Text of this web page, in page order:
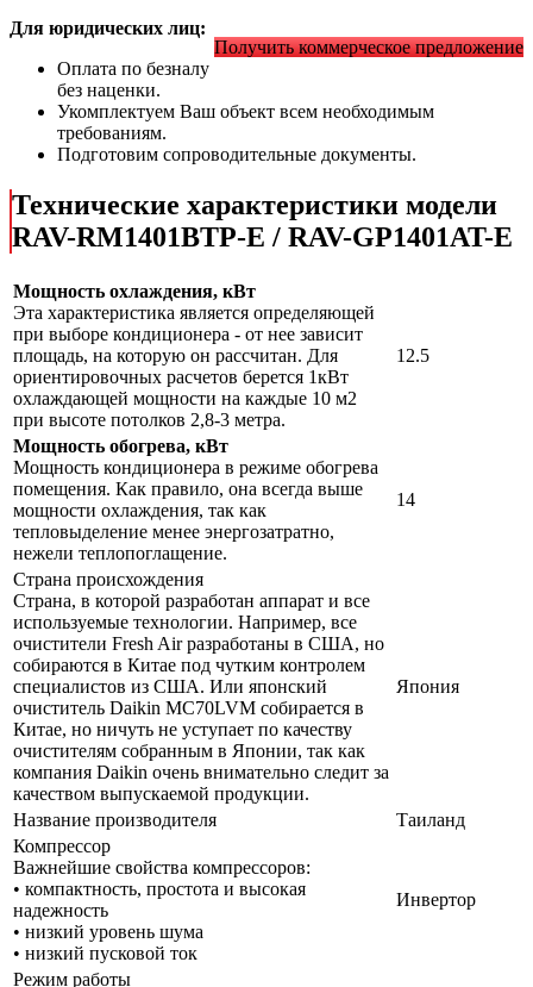
Получить коммерческое предложение
Для юридических лиц:
Оплата по безналу
без наценки.
Укомплектуем Ваш объект всем необходимым
требованиям.
Подготовим сопроводительные документы.
Технические характеристики модели
RAV-RM1401BTP-E / RAV-GP1401AT-E
Мощность охлаждения, кВт
Эта характеристика является определяющей
при выборе кондиционера - от нее зависит
площадь, на которую он рассчитан. Для
ориентировочных расчетов берется 1кВт
охлаждающей мощности на каждые 10 м2
при высоте потолков 2,8-3 метра.
12.5
Мощность обогрева, кВт
Мощность кондиционера в режиме обогрева
помещения. Как правило, она всегда выше
мощности охлаждения, так как
тепловыделение менее энергозатратно,
нежели теплопоглащение.
14
Страна происхождения
Страна, в которой разработан аппарат и все
используемые технологии. Например, все
очистители Fresh Air разработаны в США, но
собираются в Китае под чутким контролем
специалистов из США. Или японский
очиститель Daikin MC70LVM собирается в
Китае, но ничуть не уступает по качеству
очистителям собранным в Японии, так как
компания Daikin очень внимательно следит за
качеством выпускаемой продукции.
Япония
Название производителя
Таиланд
Компрессор
Важнейшие свойства компрессоров:
• компактность, простота и высокая
надежность
• низкий уровень шума
• низкий пусковой ток
Инвертор
Режим работы